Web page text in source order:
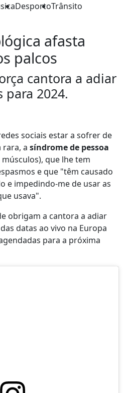
DesportoTrânsito
afasta
palcos
cantora a adiar
para 2024.
sociais estar a sofrer de
rara, a síndrome de pessoa
que lhe tem
e que "têm causado
e impedindo-me de usar as
usava".
obrigam a cantora a adiar
datas ao vivo na Europa
para a próxima